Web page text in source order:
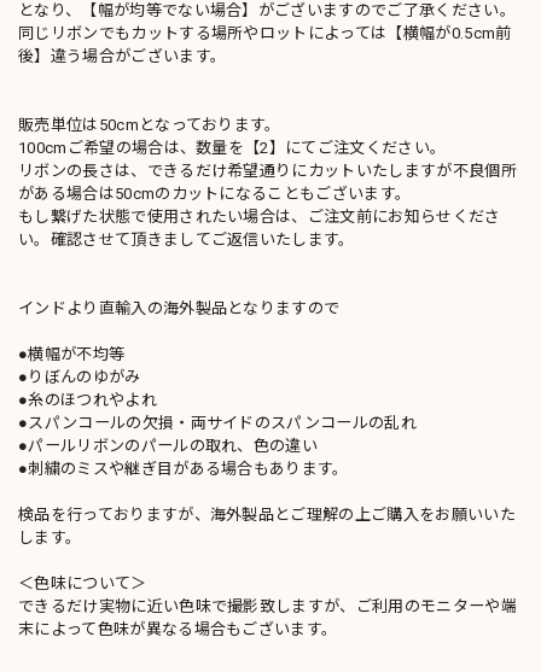
となり、【幅が均等でない場合】がございますのでご了承ください。
同じリボンでもカットする場所やロットによっては【横幅が0.5cm前
後】違う場合がございます。
販売単位は50cmとなっております。
100cmご希望の場合は、数量を【2】にてご注文ください。
リボンの長さは、できるだけ希望通りにカットいたしますが不良個所
がある場合は50cmのカットになることもございます。
もし繋げた状態で使用されたい場合は、ご注文前にお知らせくださ
い。確認させて頂きましてご返信いたします。
インドより直輸入の海外製品となりますので
●横幅が不均等
●りぼんのゆがみ
●糸のほつれやよれ
●スパンコールの欠損・両サイドのスパンコールの乱れ
●パールリボンのパールの取れ、色の違い
●刺繍のミスや継ぎ目がある場合もあります。
検品を行っておりますが、海外製品とご理解の上ご購入をお願いいた
します。
＜色味について＞
できるだけ実物に近い色味で撮影致しますが、ご利用のモニターや端
末によって色味が異なる場合もございます。